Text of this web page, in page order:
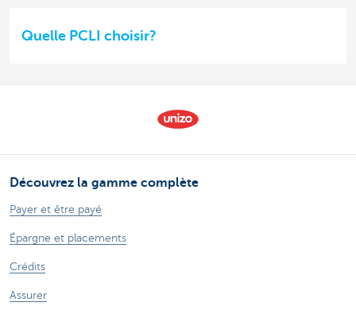
Quelle PCLI choisir?
Découvrez la gamme complète
Payer et être payé
Épargne et placements
Crédits
Assurer